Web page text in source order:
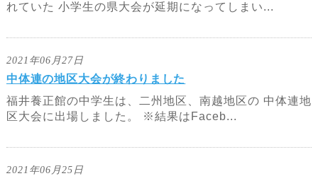
れていた 小学生の県大会が延期になってしまい...
2021年06月27日
中体連の地区大会が終わりました
福井養正館の中学生は、二州地区、南越地区の 中体連地
区大会に出場しました。 ※結果はFaceb...
2021年06月25日